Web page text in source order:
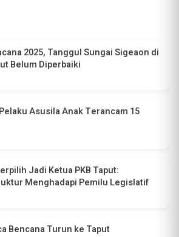
2025, Tanggul Sungai Sigeaon di
Belum Diperbaiki
Asusila Anak Terancam 15
Jadi Ketua PKB Taput:
Menghadapi Pemilu Legislatif
Bencana Turun ke Taput